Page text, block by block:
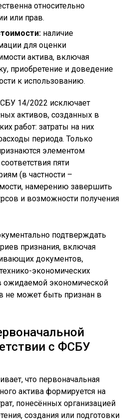
относительно
или прав.
наличие
для оценки
актива, включая
приобретение и доведение
к использованию.
14/2022 исключает
активов, созданных в
работ: затраты на них
периода. Только
элементом
пяти
(в частности –
намерению завершить
и возможности получения
подтверждать
признания, включая
документов,
экономических
ожидаемой экономической
не может быть признан в
с ФСБУ
что первоначальная
актива формируется на
понесённых организацией
создания или подготовки